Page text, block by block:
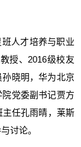
人才培养与职业
授、2016级校友
晓明，华为北京
党委副书记贾方
任孔雨晴，莱斯
讨论。